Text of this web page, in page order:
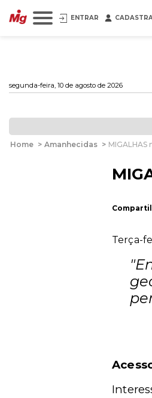
ENTRAR
segunda-feira, 10 de agosto de 2026
Home > Amanhecidas > MIGALHAS
Terça-